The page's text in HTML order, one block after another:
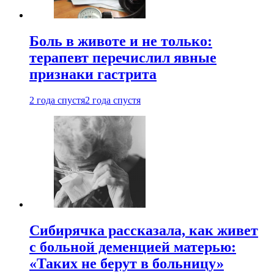
Боль в животе и не только:
терапевт перечислил явные
признаки гастрита
2 года спустя2 года спустя
Сибирячка рассказала, как живет
с больной деменцией матерью:
«Таких не берут в больницу»